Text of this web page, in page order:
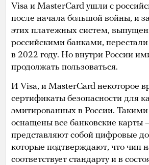
Visa и MasterCard ушли с
после начала большой войны, и
этих платежных систем,
российскими банками,
в 2022 году. Но внутри России
продолжать пользоваться.
И Visa, и MasterCard некоторое
сертификаты безопасности для
эмитированных в России.
оснащены все банковские карты
представляют собой цифровые
которые подтверждают, что чип
соответствует стандарту и в